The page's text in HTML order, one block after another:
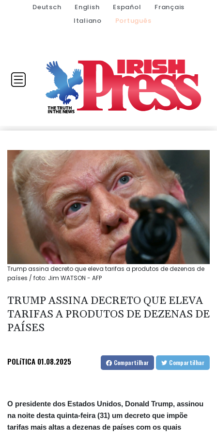
Deutsch English Español
Français
Italiano
Português
Trump assina decreto que eleva tarifas a produtos de dezenas de
países / foto: Jim WATSON - AFP
TRUMP ASSINA DECRETO QUE ELEVA
TARIFAS A PRODUTOS DE DEZENAS DE
PAÍSES
POLíTICA 01.08.2025 Compartilhar Compartilhar
O presidente dos Estados Unidos, Donald Trump, assinou
na noite desta quinta-feira (31) um decreto que impõe
tarifas mais altas a dezenas de países com os quais